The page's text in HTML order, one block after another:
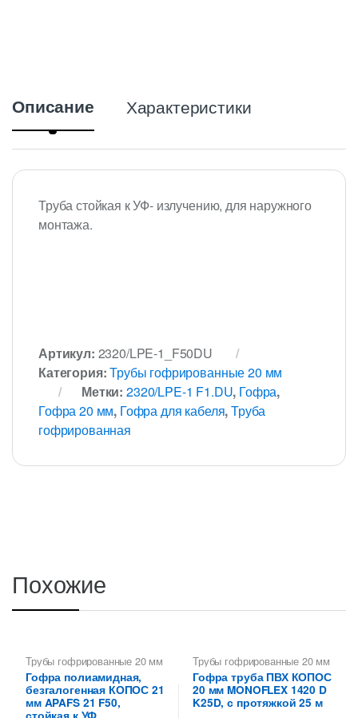
Описание Характеристики
Труба стойкая к УФ- излучению, для наружного
монтажа.
Артикул: 2320/LPE-1_F50DU
Категория:Трубы гофрированные 20 мм
Метки: 2320/LPE-1 F1.DU, Гофра,
Гофра 20 мм, Гофра для кабеля,Труба
гофрированная
Похожие
Трубы гофрированные 20 мм
Гофра полиамидная,
безгалогенная КОПОС 21
мм APAFS 21 F50,
Трубы гофрированные 20 мм
Гофра труба ПВХ КОПОС
20 мм MONOFLEX 1420 D
K25D, с протяжкой 25 м